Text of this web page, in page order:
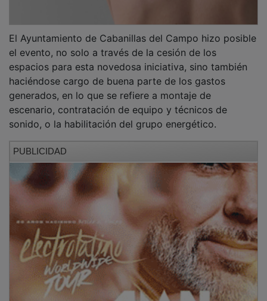
el evento, no solo a través de la cesión de los
espacios para esta novedosa iniciativa, sino también
haciéndose cargo de buena parte de los gastos
generados, en lo que se refiere a montaje de
escenario, contratación de equipo y técnicos de
sonido, o la habilitación del grupo energético.